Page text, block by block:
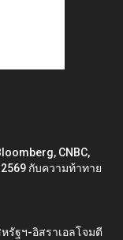
CNBC,
กับความท้าทาย
รัฐฯ-อิสราเอลโจมตี